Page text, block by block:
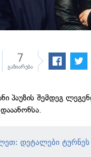
7
გაზიარება
პაუზის შემდეგ
დეტალები ტურნეს